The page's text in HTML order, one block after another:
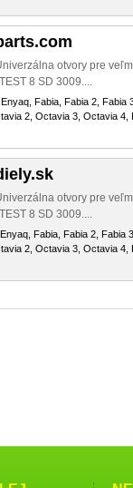
otvory pre
8 SD 3009....
Fabia, Fabia 2, Fabia
2, Octavia 3, Octavia 4,
otvory pre
8 SD 3009....
Fabia, Fabia 2, Fabia
2, Octavia 3, Octavia 4,